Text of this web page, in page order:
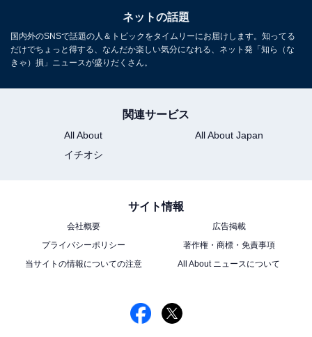
ネットの話題
国内外のSNSで話題の人＆トピックをタイムリーにお届けします。知ってる
だけでちょっと得する、なんだか楽しい気分になれる、ネット発「知ら（な
きゃ）損」ニュースが盛りだくさん。
関連サービス
All About
All About Japan
イチオシ
サイト情報
会社概要
広告掲載
プライバシーポリシー
著作権・商標・免責事項
当サイトの情報についての注意
All About ニュースについて